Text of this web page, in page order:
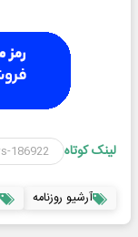
لینک کوتاه
آرشیو روزنامه